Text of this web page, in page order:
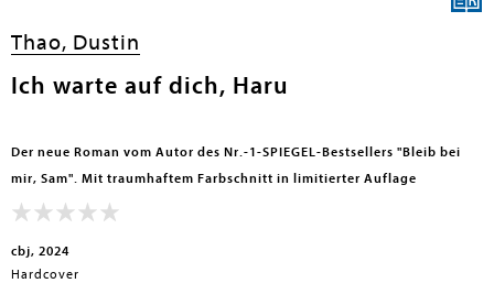
Thao, Dustin
Ich warte auf dich, Haru
Der neue Roman vom Autor des Nr.-1-SPIEGEL-Bestsellers "Bleib bei
mir, Sam". Mit traumhaftem Farbschnitt in limitierter Auflage
cbj, 2024
Hardcover